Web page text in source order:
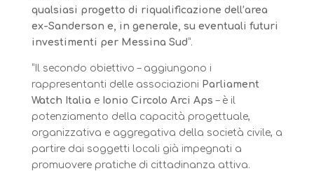
qualsiasi progetto di riqualificazione dell’area
ex-Sanderson e, in generale, su eventuali futuri
investimenti per Messina Sud”.
“Il secondo obiettivo – aggiungono i
rappresentanti delle associazioni Parliament
Watch Italia e Ionio Circolo Arci Aps – è il
potenziamento della capacità progettuale,
organizzativa e aggregativa della società civile, a
partire dai soggetti locali già impegnati a
promuovere pratiche di cittadinanza attiva.